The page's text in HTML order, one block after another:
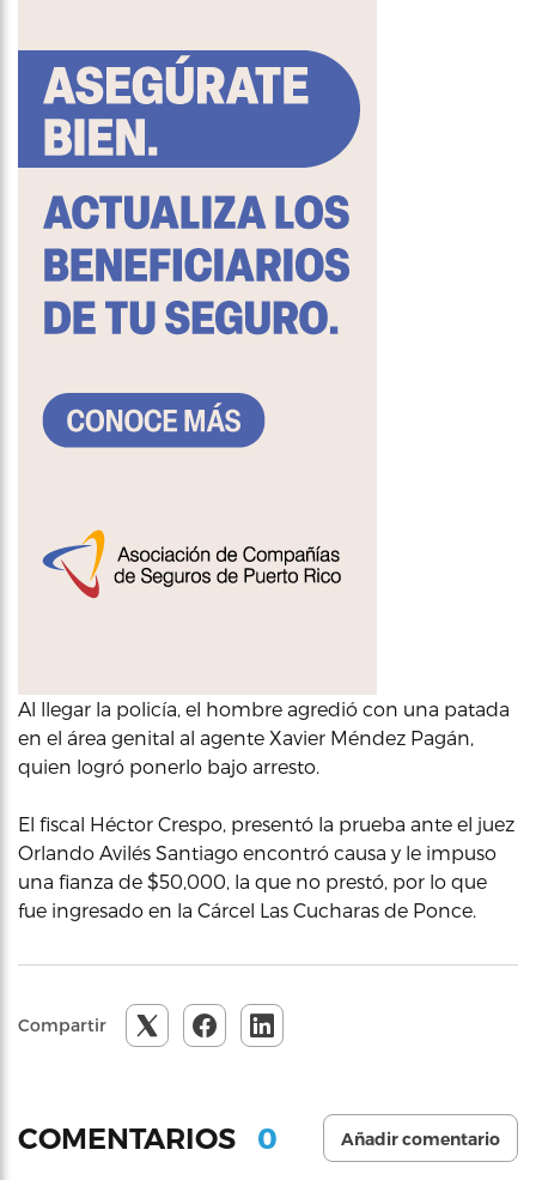
Al llegar la policía, el hombre agredió con una patada
en el área genital al agente Xavier Méndez Pagán,
quien logró ponerlo bajo arresto.
El fiscal Héctor Crespo, presentó la prueba ante el juez
Orlando Avilés Santiago encontró causa y le impuso
una fianza de $50,000, la que no prestó, por lo que
fue ingresado en la Cárcel Las Cucharas de Ponce.
Compartir
COMENTARIOS 0 Añadir comentario